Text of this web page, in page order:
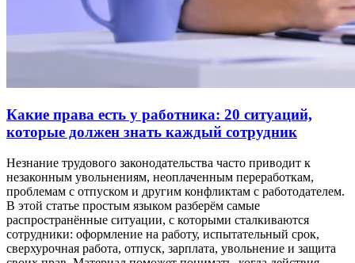
Какие права есть у работника: 20 ситуаций,
которые должен знать каждый сотрудник
Незнание трудового законодательства часто приводит к
незаконным увольнениям, неоплаченным переработкам,
проблемам с отпуском и другим конфликтам с работодателем.
В этой статье простым языком разберём самые
распространённые ситуации, с которыми сталкиваются
сотрудники: оформление на работу, испытательный срок,
сверхурочная работа, отпуск, зарплата, увольнение и защита